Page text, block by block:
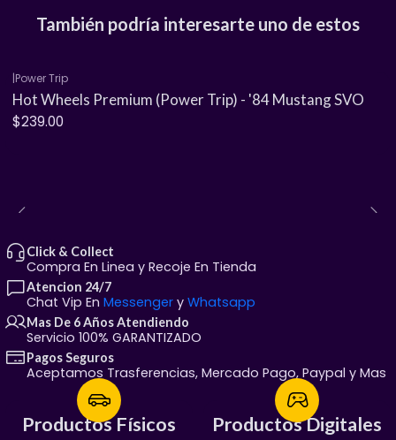
Llantas de goma para un rodado auténtico.
¿Cómo los adquieres?
Recolección local:
(justo frente a la Secundaria Federal #8), Chihuahua,
Chih.
​Envíos:¡Llegamos a toda la República Mexicana!
También podría interesarte uno de estos
|Power Trip
Hot Wheels Premium (Power Trip) - '84 Mustang SVO
$239.00
Click & Collect
Compra En Linea y Recoje En Tienda
Atencion 24/7
Chat Vip En Messenger y Whatsapp
Mas De 6 Años Atendiendo
Servicio 100% GARANTIZADO
Pagos Seguros
Aceptamos Trasferencias, Mercado Pago, Paypal y Mas
Productos Físicos
Productos Físicos Productos Digitales
Productos Digitales